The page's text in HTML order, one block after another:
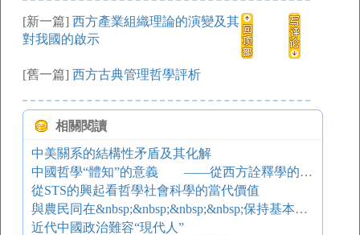
[新一篇] 西方產業組織理論的演變及其
對我國的啟示
[舊一篇] 西方古典管理哲學評析
相關閱讀
中美關系的結構性矛盾及其化解
中國哲學“體知”的意義 ——從西方詮釋學的觀點看
從STS的興起看哲學社會科學的當代價值
與農民同在&nbsp;&nbsp;&nbsp;&nbsp;保持基本的人類良知
近代中國政治難容“現代人”